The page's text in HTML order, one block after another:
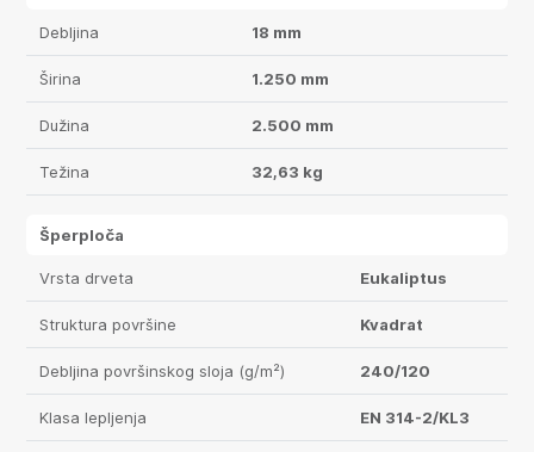
Debljina 18 mm
Širina 1.250 mm
Dužina 2.500 mm
Težina 32,63 kg
Šperploča
Vrsta drveta Eukaliptus
Struktura površine Kvadrat
Debljina površinskog sloja (g/m²) 240/120
Klasa lepljenja EN 314-2/KL3